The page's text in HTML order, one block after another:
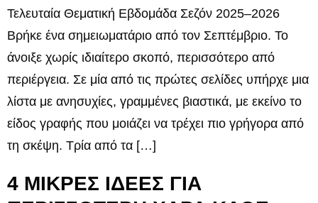
Τελευταία Θεματική Εβδομάδα Σεζόν 2025–2026
Βρήκε ένα σημειωματάριο από τον Σεπτέμβριο. Το
άνοιξε χωρίς ιδιαίτερο σκοπό, περισσότερο από
περιέργεια. Σε μία από τις πρώτες σελίδες υπήρχε μια
λίστα με ανησυχίες, γραμμένες βιαστικά, με εκείνο το
είδος γραφής που μοιάζει να τρέχει πιο γρήγορα από
τη σκέψη. Τρία από τα […]
4 ΜΙΚΡΕΣ ΙΔΕΕΣ ΓΙΑ